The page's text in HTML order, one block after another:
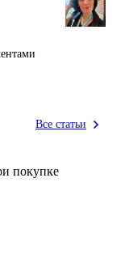
Все статьи
покупке